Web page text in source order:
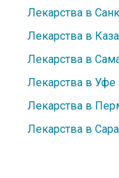
Лекарства в
Лекарства в
Лекарства в
Лекарства в Уфе
Лекарства в
Лекарства в